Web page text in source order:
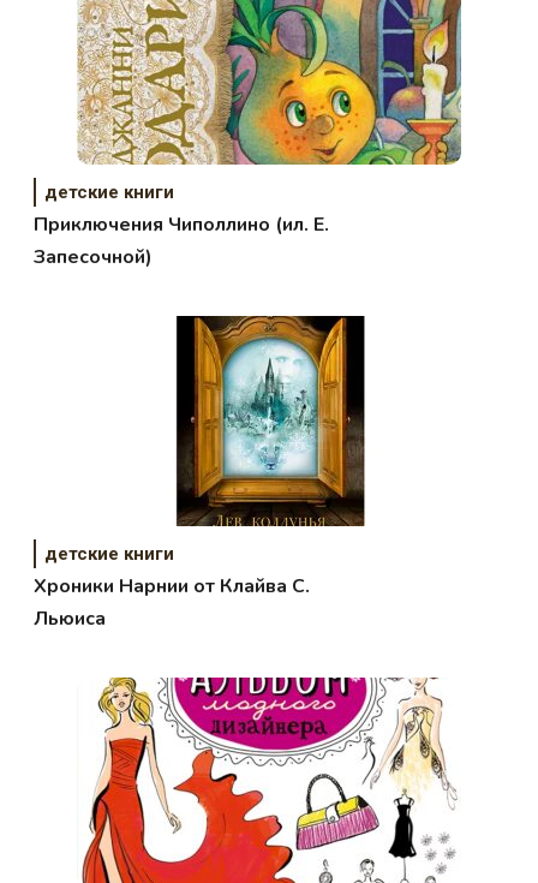
детские книги
Приключения Чиполлино (ил. Е.
Запесочной)
детские книги
Хроники Нарнии от Клайва С.
Льюиса